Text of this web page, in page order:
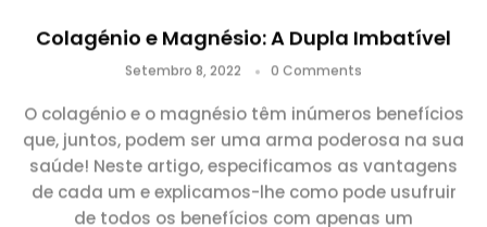
Colagénio e Magnésio: A Dupla Imbatível
Setembro 8, 2022 0 Comments
O colagénio e o magnésio têm inúmeros benefícios
que, juntos, podem ser uma arma poderosa na sua
saúde! Neste artigo, especificamos as vantagens
de cada um e explicamos-lhe como pode usufruir
de todos os benefícios com apenas um